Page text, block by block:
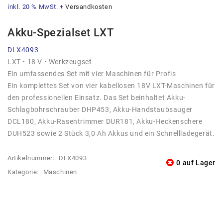
inkl. 20 % MwSt. +Versandkosten
Akku-Spezialset LXT
DLX4093
LXT • 18 V • Werkzeugset
Ein umfassendes Set mit vier Maschinen für Profis
Ein komplettes Set von vier kabellosen 18V LXT-Maschinen für
den professionellen Einsatz. Das Set beinhaltet Akku-
Schlagbohrschrauber DHP453, Akku-Handstaubsauger
DCL180, Akku-Rasentrimmer DUR181, Akku-Heckenschere
DUH523 sowie 2 Stück 3,0 Ah Akkus und ein Schnellladegerät.
0 auf Lager
Artikelnummer:
DLX4093
Kategorie:
Maschinen